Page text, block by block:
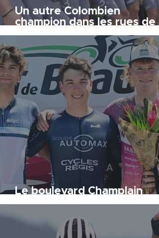
Un autre Colombien
champion dans les rues de
Saint-Georges
Le boulevard Champlain
porte chance aux